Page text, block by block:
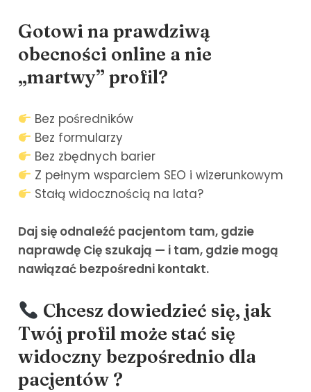
Gotowi na prawdziwą
obecności online a nie
„martwy” profil?
Bez pośredników
Bez formularzy
Bez zbędnych barier
Z pełnym wsparciem SEO i wizerunkowym
Stałą widocznością na lata?
Daj się odnaleźć pacjentom tam, gdzie
naprawdę Cię szukają — i tam, gdzie mogą
nawiązać bezpośredni kontakt.
Chcesz dowiedzieć się, jak
Twój profil może stać się
widoczny bezpośrednio dla
pacjentów ?